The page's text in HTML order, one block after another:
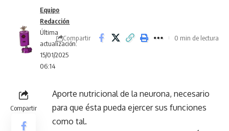
Última
actualización:
15/01/2025
06:14
Equipo
Redacción
Compartir 0 min de lectura
Compartir
Aporte nutricional de la neurona, necesario
para que ésta pueda ejercer sus funciones
como tal.